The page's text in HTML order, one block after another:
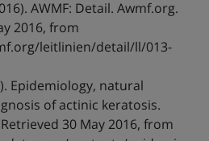
AWMF: Detail. Awmf.org.
2016, from
leitlinien/detail/ll/013-
Epidemiology, natural
of actinic keratosis.
30 May 2016, from